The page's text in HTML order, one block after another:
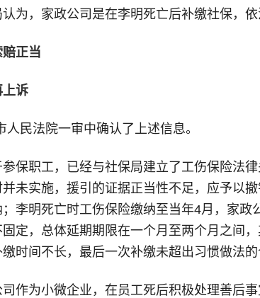
为，家政公司是在李明死亡后补缴社保，
正当
上诉
民法院一审中确认了上述信息。
保职工，已经与社保局建立了工伤保险法
未实施，援引的证据正当性不足，应予以
李明死亡时工伤保险缴纳至当年4月，家政
定，总体延期期限在一个月至两个月之间
时间不长，最后一次补缴未超出习惯做法的
作为小微企业，在员工死后积极处理善后